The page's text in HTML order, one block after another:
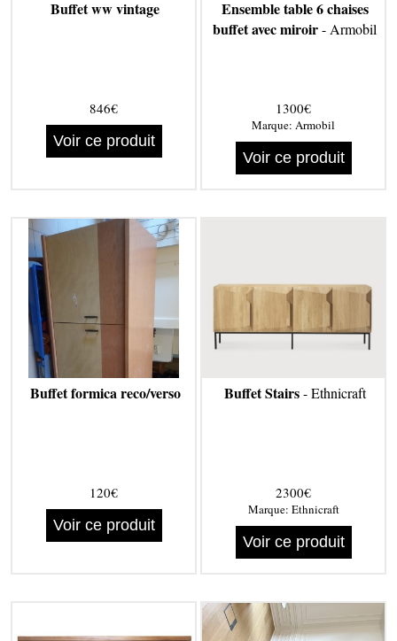
Buffet ww vintage
846€
Voir ce produit
Ensemble table 6 chaises
buffet avec miroir- Armobil
1300€
Marque: Armobil
Voir ce produit
Buffet formica reco/verso
120€
Voir ce produit
Buffet Stairs- Ethnicraft
2300€
Marque: Ethnicraft
Voir ce produit